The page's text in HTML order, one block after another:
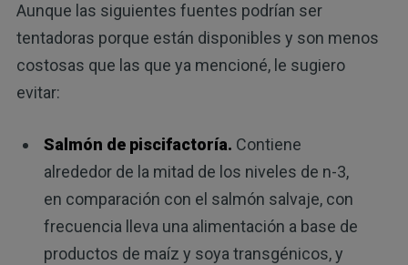
Aunque las siguientes fuentes podrían ser
tentadoras porque están disponibles y son menos
costosas que las que ya mencioné, le sugiero
evitar:
Salmón de piscifactoría. Contiene
alrededor de la mitad de los niveles de n-3,
en comparación con el salmón salvaje, con
frecuencia lleva una alimentación a base de
productos de maíz y soya transgénicos, y